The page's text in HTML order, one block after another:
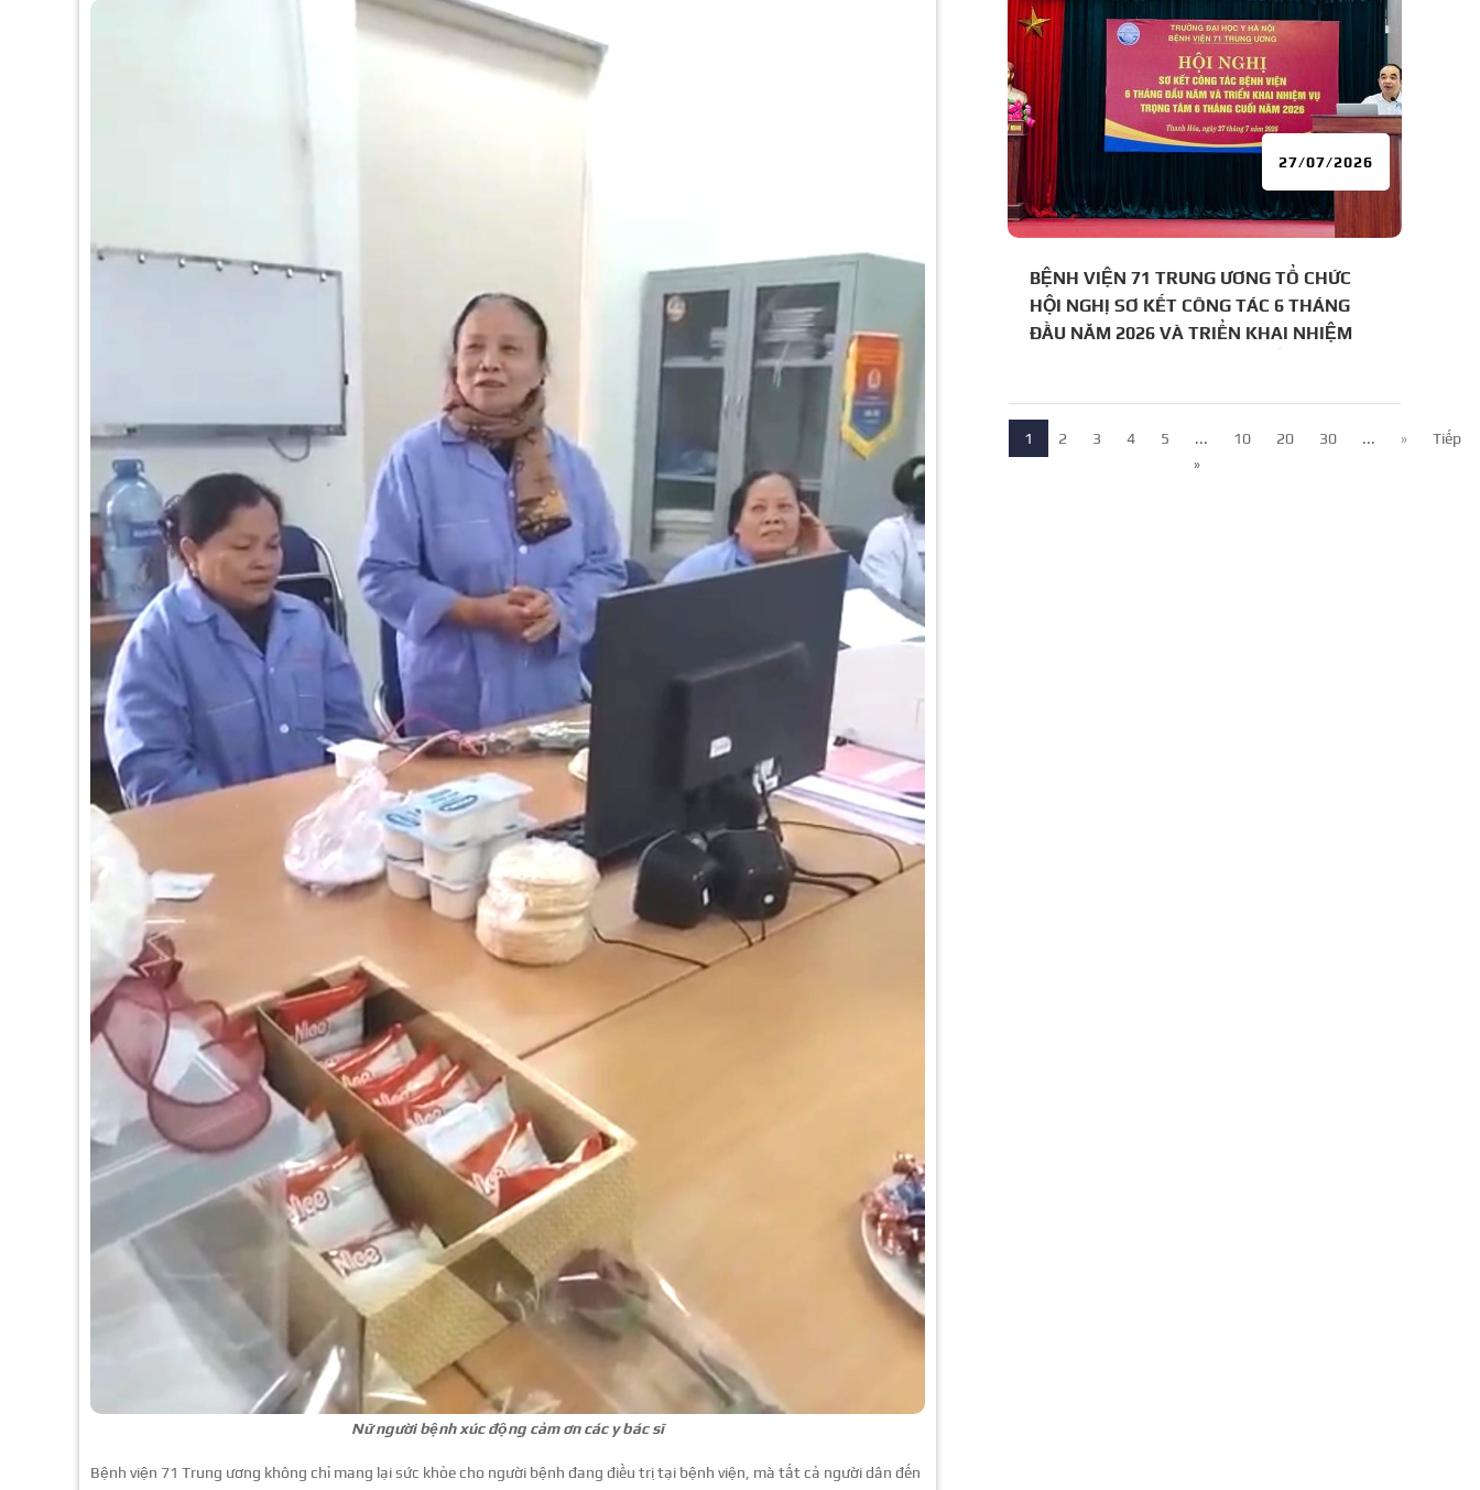
Nữ người bệnh xúc động cảm ơn các y bác sĩ
Bệnh viện 71 Trung ương không chỉ mang lại sức khỏe cho người bệnh đang điều trị tại bệnh viện, mà tất cả người dân đến
BỆNH VIỆN 71 TRUNG ƯƠNG TỔ CHỨC
HỘI NGHỊ SƠ KẾT CÔNG TÁC 6 THÁNG
ĐẦU NĂM 2026 VÀ TRIỂN KHAI NHIỆM
27/07/2026
1 2 3 4 5 ... 10 20 30 ... »
Tiếp
»